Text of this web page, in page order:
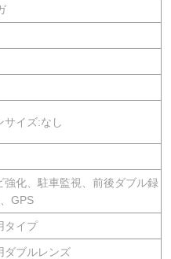
サイズ:なし
強化、駐車監視、前後ダブル録
GPS
タイプ
ダブルレンズ